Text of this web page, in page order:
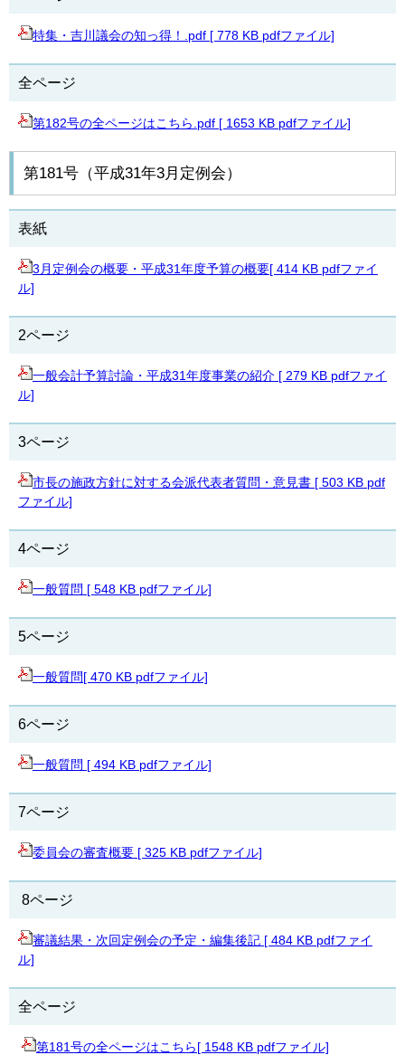
特集・吉川議会の知っ得！.pdf [ 778 KB pdfファイル]
全ページ
第182号の全ページはこちら.pdf [ 1653 KB pdfファイル]
第181号（平成31年3月定例会）
表紙
3月定例会の概要・平成31年度予算の概要[ 414 KB pdfファイ
ル]
2ページ
一般会計予算討論・平成31年度事業の紹介 [ 279 KB pdfファイ
ル]
3ページ
市長の施政方針に対する会派代表者質問・意見書 [ 503 KB pdf
ファイル]
4ページ
一般質問 [ 548 KB pdfファイル]
5ページ
一般質問[ 470 KB pdfファイル]
6ページ
一般質問 [ 494 KB pdfファイル]
7ページ
委員会の審査概要 [ 325 KB pdfファイル]
8ページ
審議結果・次回定例会の予定・編集後記 [ 484 KB pdfファイ
ル]
全ページ
第181号の全ページはこちら[ 1548 KB pdfファイル]